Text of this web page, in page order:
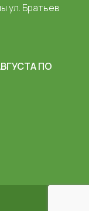
ул. Братьев
ПО